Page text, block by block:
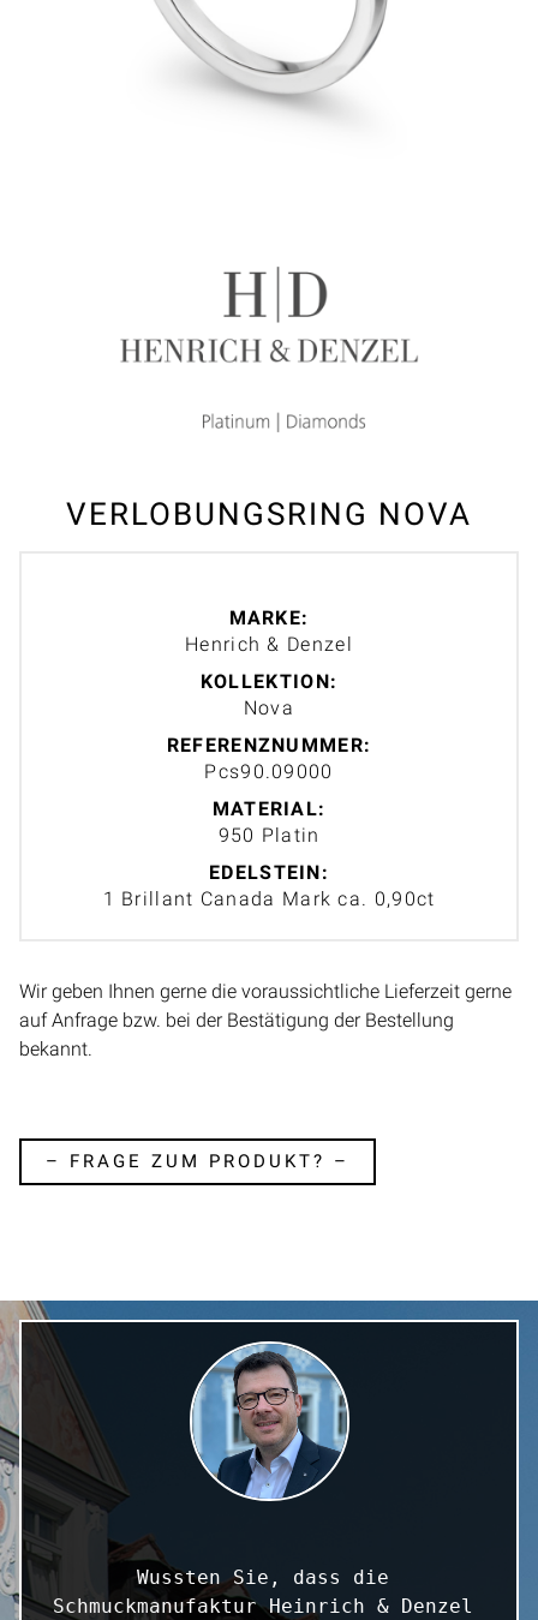
VERLOBUNGSRING NOVA
MARKE:
Henrich & Denzel
KOLLEKTION:
Nova
REFERENZNUMMER:
Pcs90.09000
MATERIAL:
950 Platin
EDELSTEIN:
1 Brillant Canada Mark ca. 0,90ct
Wir geben Ihnen gerne die voraussichtliche Lieferzeit gerne
auf Anfrage bzw. bei der Bestätigung der Bestellung
bekannt.
– FRAGE ZUM PRODUKT? –
Wussten Sie, dass die
Schmuckmanufaktur Heinrich & Denzel